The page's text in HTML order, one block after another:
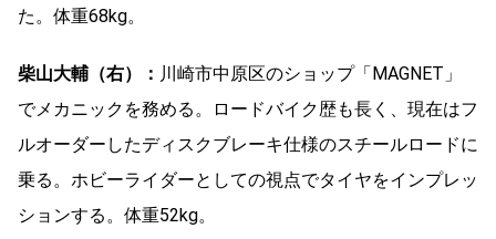
た。体重68kg。
柴山大輔（右）： 川崎市中原区のショップ「MAGNET」
でメカニックを務める。ロードバイク歴も長く、現在はフ
ルオーダーしたディスクブレーキ仕様のスチールロードに
乗る。ホビーライダーとしての視点でタイヤをインプレッ
ションする。体重52kg。